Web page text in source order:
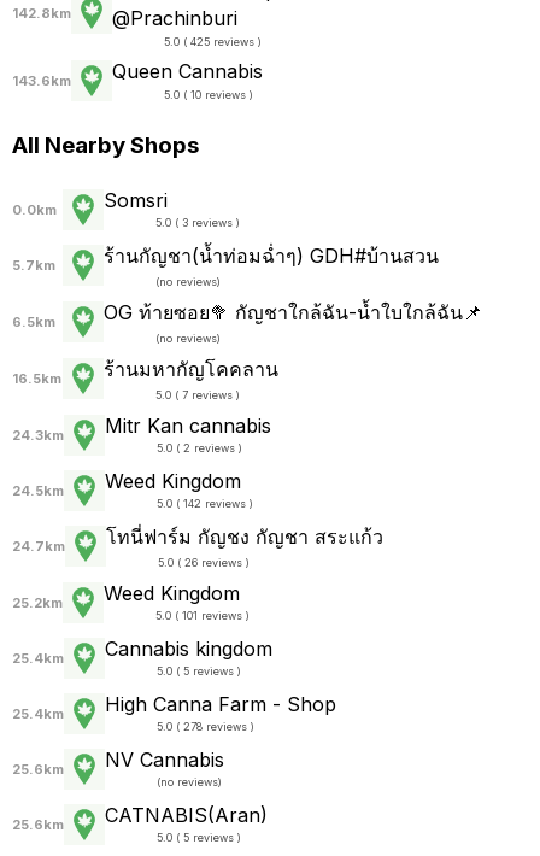
142.8km
@Prachinburi
5.0 ( 425 reviews )
143.6km Queen Cannabis
5.0 ( 10 reviews )
All Nearby Shops
0.0km Somsri
5.0 ( 3 reviews )
5.7km ร้านกัญชา(น้ำท่อมฉ่ำๆ) GDH#บ้านสวน
(no reviews)
6.5km OG ท้ายซอย🥦 กัญชาใกล้ฉัน-น้ำใบใกล้ฉัน📌
(no reviews)
16.5km ร้านมหากัญโคคลาน
5.0 ( 7 reviews )
24.3km Mitr Kan cannabis
5.0 ( 2 reviews )
24.5km Weed Kingdom
5.0 ( 142 reviews )
24.7km โทนี่ฟาร์ม กัญชง กัญชา สระแก้ว
5.0 ( 26 reviews )
25.2km Weed Kingdom
5.0 ( 101 reviews )
25.4km Cannabis kingdom
5.0 ( 5 reviews )
25.4km High Canna Farm - Shop
5.0 ( 278 reviews )
25.6km NV Cannabis
(no reviews)
25.6km CATNABIS(Aran)
5.0 ( 5 reviews )